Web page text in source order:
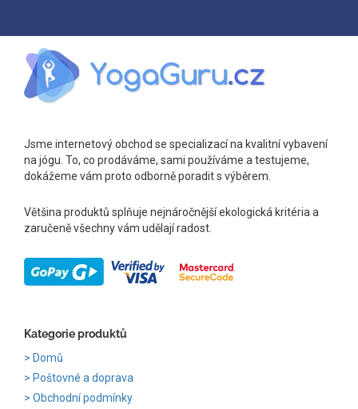
Jsme internetový obchod se specializací na kvalitní vybavení
na jógu. To, co prodáváme, sami používáme a testujeme,
dokážeme vám proto odborně poradit s výběrem.
Většina produktů splňuje nejnáročnější ekologická kritéria a
zaručeně všechny vám udělají radost.
Kategorie produktů
Domů
Poštovné a doprava
Obchodní podmínky